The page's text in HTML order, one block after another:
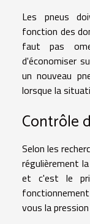
Les pneus
fonction des
faut pas
d'économiser
un nouveau
lorsque la
Contrôle
Selon les
régulièrement
et c'est le
vous la